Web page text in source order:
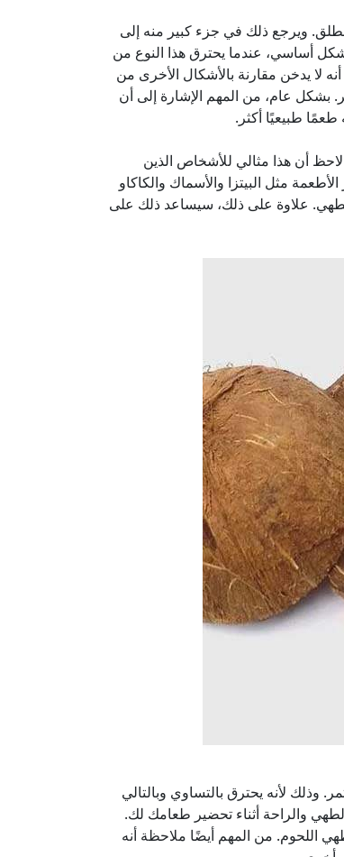
ويرجع ذلك في جزء كبير منه إلى
أساسي، عندما يحترق هذا النوع من
إلى أنه لا يدخن مقارنة بالأشكال الأخرى من
بشكل عام، من المهم الإشارة إلى أن
طبيعيًا أكثر.
لاحظ أن هذا مثالي للأشخاص الذين
مثل البيتزا والأسماك والكاكاو
علاوة على ذلك، سيساعد ذلك على
لأنه يحترق بالتساوي وبالتالي
والراحة أثناء تحضير طعامك لك.
اللحوم. من المهم أيضًا ملاحظة أنه